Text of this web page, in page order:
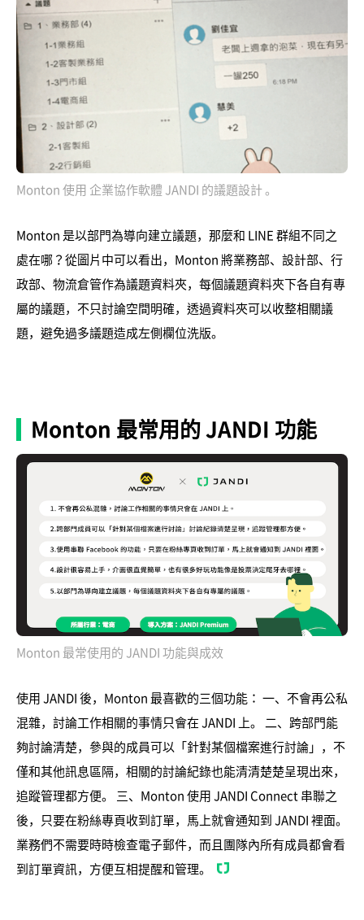
Monton 使用 企業協作軟體 JANDI 的議題設計 。
Monton 是以部門為導向建立議題，那麼和 LINE 群組不同之
處在哪？從圖片中可以看出，Monton 將業務部、設計部、行
政部、物流倉管作為議題資料夾，每個議題資料夾下各自有專
屬的議題，不只討論空間明確，透過資料夾可以收整相關議
題，避免過多議題造成左側欄位洗版。
Monton 最常用的 JANDI 功能
Monton 最常使用的 JANDI 功能與成效
使用 JANDI 後，Monton 最喜歡的三個功能： 一、不會再公私
混雜，討論工作相關的事情只會在 JANDI 上。 二、跨部門能
夠討論清楚，參與的成員可以「針對某個檔案進行討論」，不
僅和其他訊息區隔，相關的討論紀錄也能清清楚楚呈現出來，
追蹤管理都方便。 三、Monton 使用 JANDI Connect 串聯之
後，只要在粉絲專頁收到訂單，馬上就會通知到 JANDI 裡面。
業務們不需要時時檢查電子郵件，而且團隊內所有成員都會看
到訂單資訊，方便互相提醒和管理。